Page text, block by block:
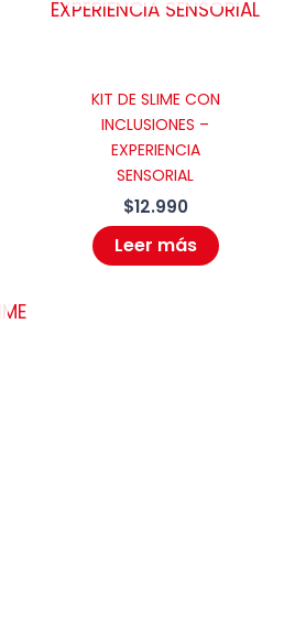
KIT DE SLIME CON
INCLUSIONES –
EXPERIENCIA
SENSORIAL
$12.990
Leer más